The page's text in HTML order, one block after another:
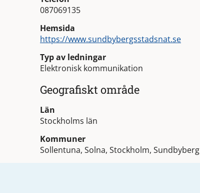
087069135
Hemsida
https://www.sundbybergsstadsnat.se
Typ av ledningar
Elektronisk kommunikation
Geografiskt område
Län
Stockholms län
Kommuner
Sollentuna, Solna, Stockholm, Sundbyberg